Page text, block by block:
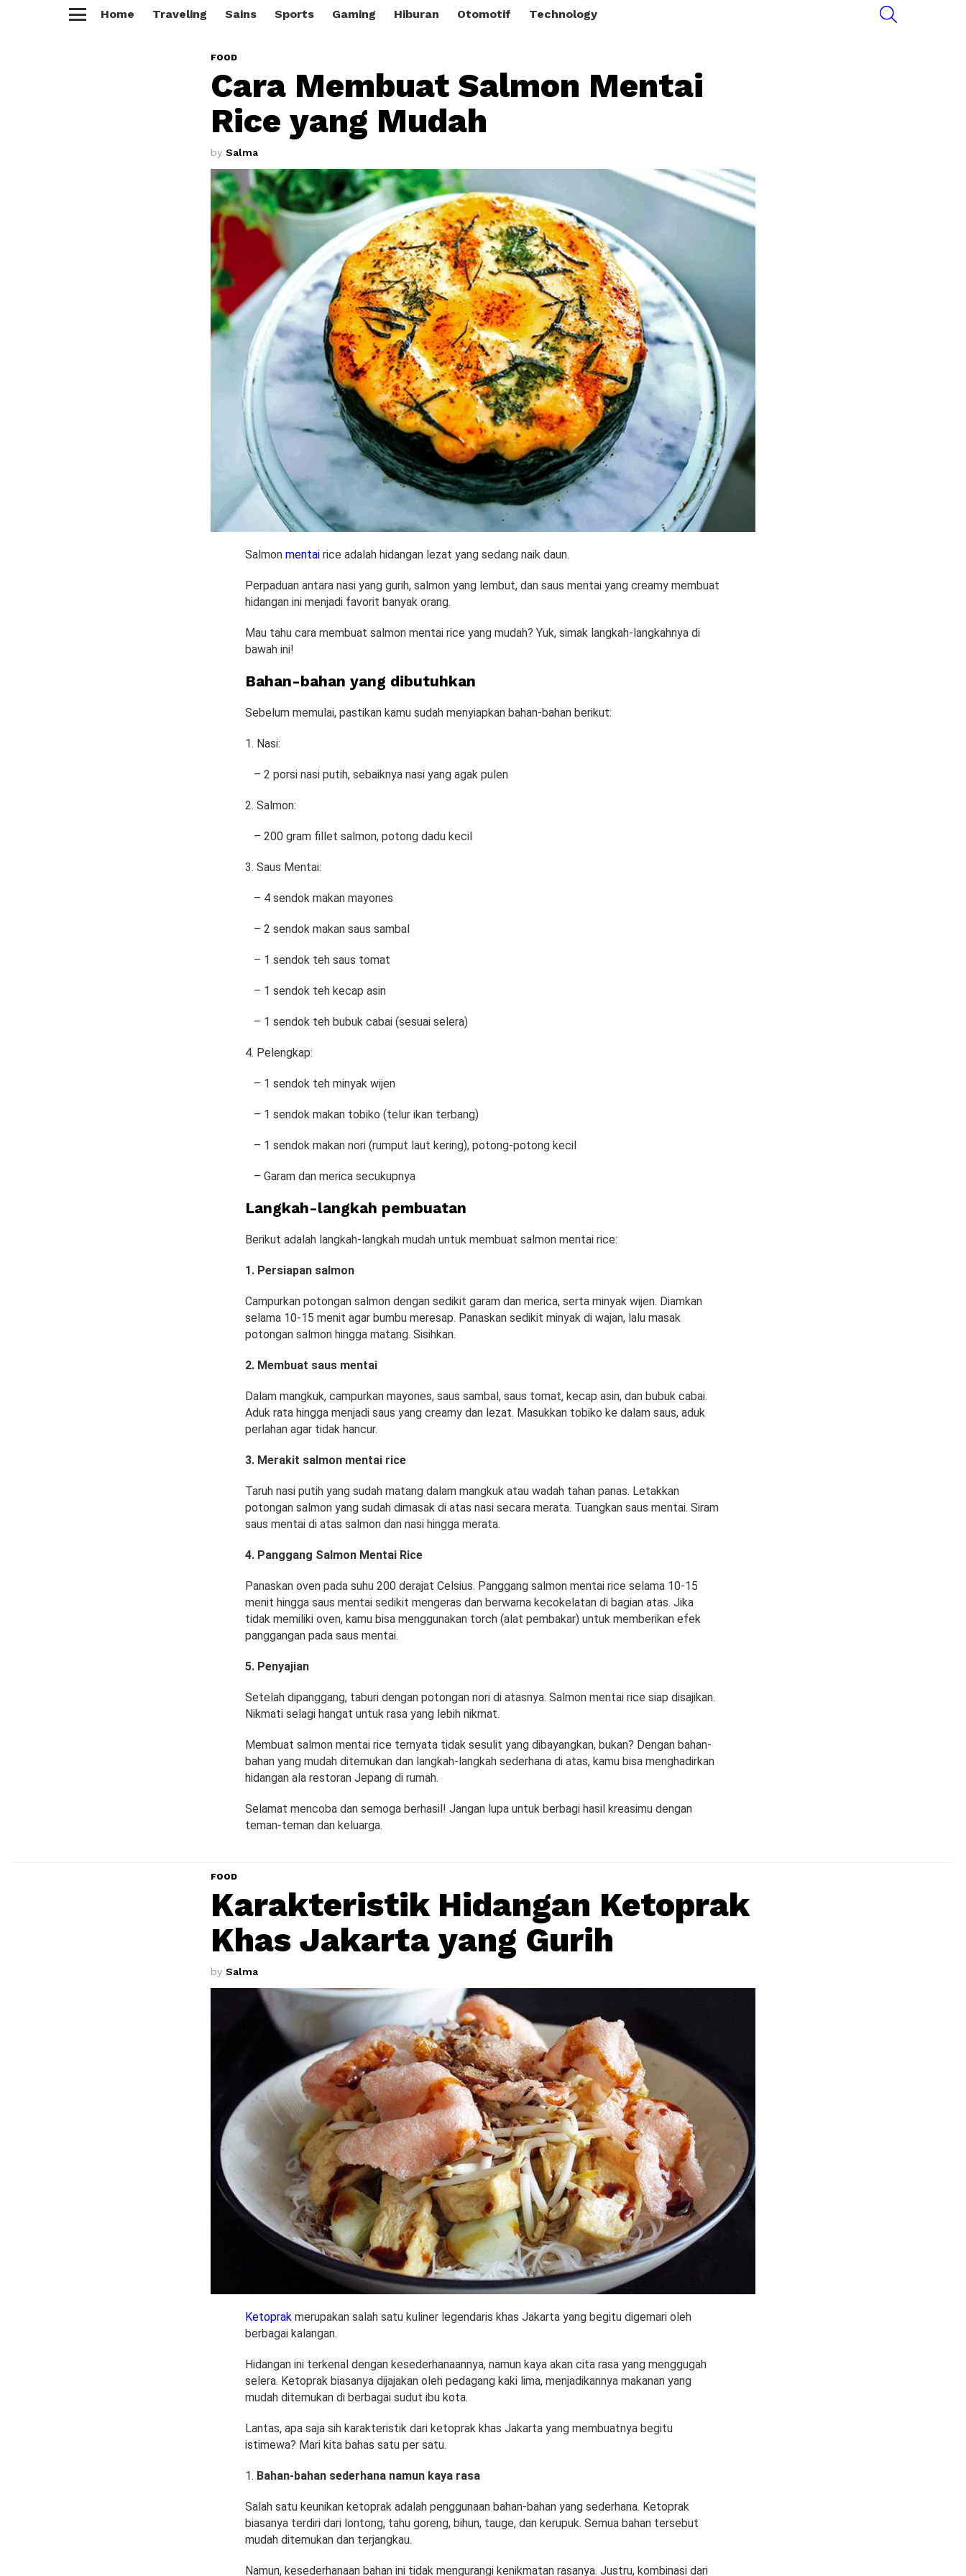
Home Traveling Sains Sports Gaming Hiburan Otomotif Technology
FOOD
Cara Membuat Salmon Mentai
Rice yang Mudah
by Salma
Salmon mentai rice adalah hidangan lezat yang sedang naik daun.
Perpaduan antara nasi yang gurih, salmon yang lembut, dan saus mentai yang creamy membuat
hidangan ini menjadi favorit banyak orang.
Mau tahu cara membuat salmon mentai rice yang mudah? Yuk, simak langkah-langkahnya di
bawah ini!
Bahan-bahan yang dibutuhkan
Sebelum memulai, pastikan kamu sudah menyiapkan bahan-bahan berikut:
Nasi:
– 2 porsi nasi putih, sebaiknya nasi yang agak pulen
Salmon:
– 200 gram fillet salmon, potong dadu kecil
Saus Mentai:
– 4 sendok makan mayones
– 2 sendok makan saus sambal
– 1 sendok teh saus tomat
– 1 sendok teh kecap asin
– 1 sendok teh bubuk cabai (sesuai selera)
Pelengkap:
– 1 sendok teh minyak wijen
– 1 sendok makan tobiko (telur ikan terbang)
– 1 sendok makan nori (rumput laut kering), potong-potong kecil
– Garam dan merica secukupnya
Langkah-langkah pembuatan
Berikut adalah langkah-langkah mudah untuk membuat salmon mentai rice:
1. Persiapan salmon
Campurkan potongan salmon dengan sedikit garam dan merica, serta minyak wijen. Diamkan
selama 10-15 menit agar bumbu meresap. Panaskan sedikit minyak di wajan, lalu masak
potongan salmon hingga matang. Sisihkan.
2. Membuat saus mentai
Dalam mangkuk, campurkan mayones, saus sambal, saus tomat, kecap asin, dan bubuk cabai.
Aduk rata hingga menjadi saus yang creamy dan lezat. Masukkan tobiko ke dalam saus, aduk
perlahan agar tidak hancur.
3. Merakit salmon mentai rice
Taruh nasi putih yang sudah matang dalam mangkuk atau wadah tahan panas. Letakkan
potongan salmon yang sudah dimasak di atas nasi secara merata. Tuangkan saus mentai. Siram
saus mentai di atas salmon dan nasi hingga merata.
4. Panggang Salmon Mentai Rice
Panaskan oven pada suhu 200 derajat Celsius. Panggang salmon mentai rice selama 10-15
menit hingga saus mentai sedikit mengeras dan berwarna kecokelatan di bagian atas. Jika
tidak memiliki oven, kamu bisa menggunakan torch (alat pembakar) untuk memberikan efek
panggangan pada saus mentai.
5. Penyajian
Setelah dipanggang, taburi dengan potongan nori di atasnya. Salmon mentai rice siap disajikan.
Nikmati selagi hangat untuk rasa yang lebih nikmat.
Membuat salmon mentai rice ternyata tidak sesulit yang dibayangkan, bukan? Dengan bahan-
bahan yang mudah ditemukan dan langkah-langkah sederhana di atas, kamu bisa menghadirkan
hidangan ala restoran Jepang di rumah.
Selamat mencoba dan semoga berhasil! Jangan lupa untuk berbagi hasil kreasimu dengan
teman-teman dan keluarga.
FOOD
Karakteristik Hidangan Ketoprak
Khas Jakarta yang Gurih
by Salma
Ketoprak merupakan salah satu kuliner legendaris khas Jakarta yang begitu digemari oleh
berbagai kalangan.
Hidangan ini terkenal dengan kesederhanaannya, namun kaya akan cita rasa yang menggugah
selera. Ketoprak biasanya dijajakan oleh pedagang kaki lima, menjadikannya makanan yang
mudah ditemukan di berbagai sudut ibu kota.
Lantas, apa saja sih karakteristik dari ketoprak khas Jakarta yang membuatnya begitu
istimewa? Mari kita bahas satu per satu.
Bahan-bahan sederhana namun kaya rasa
Salah satu keunikan ketoprak adalah penggunaan bahan-bahan yang sederhana. Ketoprak
biasanya terdiri dari lontong, tahu goreng, bihun, tauge, dan kerupuk. Semua bahan tersebut
mudah ditemukan dan terjangkau.
Namun, kesederhanaan bahan ini tidak mengurangi kenikmatan rasanya. Justru, kombinasi dari